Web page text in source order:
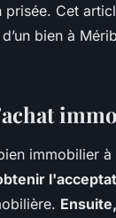
prisée. Cet
bien à
immobilier